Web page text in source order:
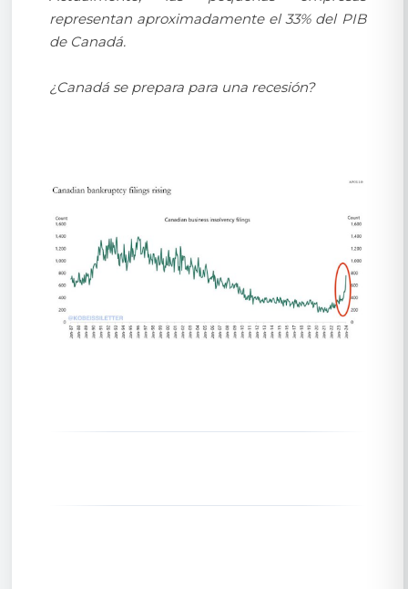
representan aproximadamente el 33% del PIB
de Canadá.
¿Canadá se prepara para una recesión?